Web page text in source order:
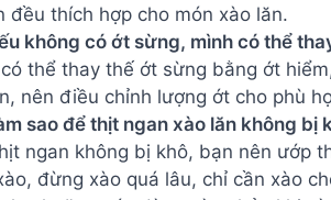
đều thích hợp cho món xào lăn.
không có ớt sừng, mình có thể
thể thay thế ớt sừng bằng ớt
nên điều chỉnh lượng ớt cho phù
sao để thịt ngan xào lăn không bị
ngan không bị khô, bạn nên ướp
đừng xào quá lâu, chỉ cần xào